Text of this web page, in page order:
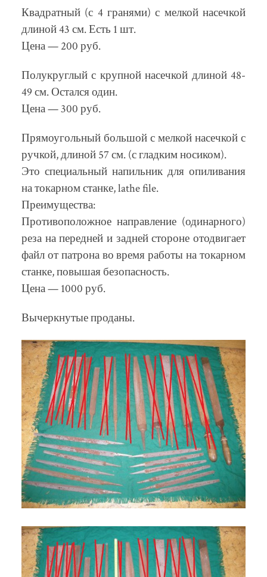
Квадратный (с 4 гранями) с мелкой насечкой
длиной 43 см. Есть 1 шт.
Цена — 200 руб.
Полукруглый с крупной насечкой длиной 48-
49 см. Остался один.
Цена — 300 руб.
Прямоугольный большой с мелкой насечкой с
ручкой, длиной 57 см. (с гладким носиком).
Это специальный напильник для опиливания
на токарном станке, lathe file.
Преимущества:
Противоположное направление (одинарного)
реза на передней и задней стороне отодвигает
файл от патрона во время работы на токарном
станке, повышая безопасность.
Цена — 1000 руб.
Вычеркнутые проданы.